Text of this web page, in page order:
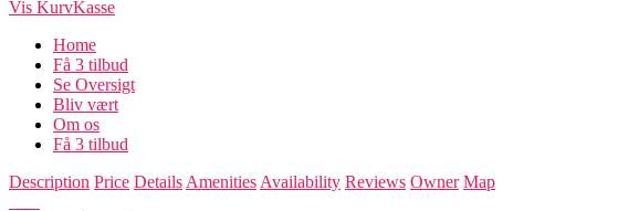
Vis KurvKasse
Home
Få 3 tilbud
Se Oversigt
Bliv vært
Om os
Få 3 tilbud
Description Price Details Amenities Availability Reviews Owner Map